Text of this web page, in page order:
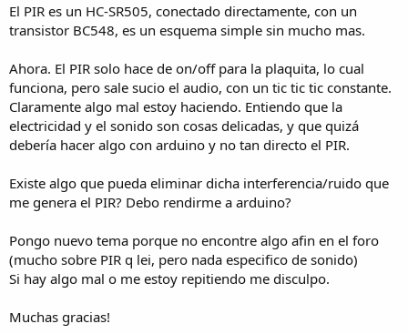
El PIR es un HC-SR505, conectado directamente, con un
transistor BC548, es un esquema simple sin mucho mas.
Ahora. El PIR solo hace de on/off para la plaquita, lo cual
funciona, pero sale sucio el audio, con un tic tic tic constante.
Claramente algo mal estoy haciendo. Entiendo que la
electricidad y el sonido son cosas delicadas, y que quizá
debería hacer algo con arduino y no tan directo el PIR.
Existe algo que pueda eliminar dicha interferencia/ruido que
me genera el PIR? Debo rendirme a arduino?
Pongo nuevo tema porque no encontre algo afin en el foro
(mucho sobre PIR q lei, pero nada especifico de sonido)
Si hay algo mal o me estoy repitiendo me disculpo.
Muchas gracias!